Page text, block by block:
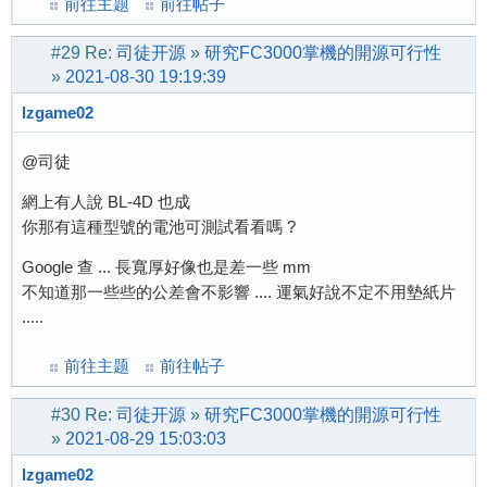
#29 Re: 司徒开源 » 研究FC3000掌機的開源可行性
» 2021-08-30 19:19:39
lzgame02
@司徒
網上有人說 BL-4D 也成
你那有這種型號的電池可測試看看嗎 ?
Google 查 ... 長寬厚好像也是差一些 mm
不知道那一些些的公差會不影響 .... 運氣好說不定不用墊紙片
.....
前往主题 前往帖子
#30 Re: 司徒开源 » 研究FC3000掌機的開源可行性
» 2021-08-29 15:03:03
lzgame02